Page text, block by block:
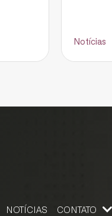
Notícias
NOTÍCIAS CONTATO